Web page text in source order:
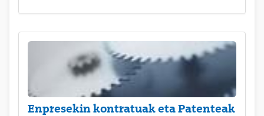
Enpresekin kontratuak eta Patenteak